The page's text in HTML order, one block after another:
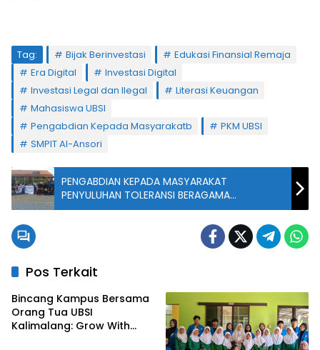
Tag: Bijak Berinvestasi
Edukasi Finansial Remaja
Era Digital
Investasi Digital
Investasi Legal dan Ilegal
Literasi Keuangan
Mahasiswa UBSI
Pengabdian Kepada Masyarakatb
PKM UBSI
SMPIT Al-Ansori
PENGABDIAN KEPADA MASYARAKAT
PENYULUHAN TOLERANSI BERAGAMA
MEMBANGUN HARMONI DI ERA MODERN
Pos Terkait
Bincang Kampus Bersama
Orang Tua UBSI
Kalimalang: Grow With